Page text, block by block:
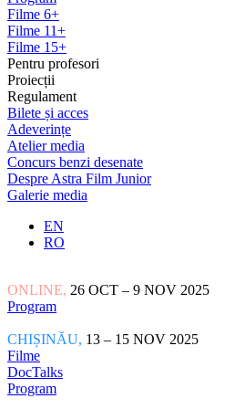
Filme 6+
Filme 11+
Filme 15+
Pentru profesori
Proiecții
Regulament
Bilete și acces
Adeverințe
Atelier media
Concurs benzi desenate
Despre Astra Film Junior
Galerie media
EN
RO
ONLINE, 26 OCT – 9 NOV 2025
Program
CHIȘINĂU, 13 – 15 NOV 2025
Filme
DocTalks
Program